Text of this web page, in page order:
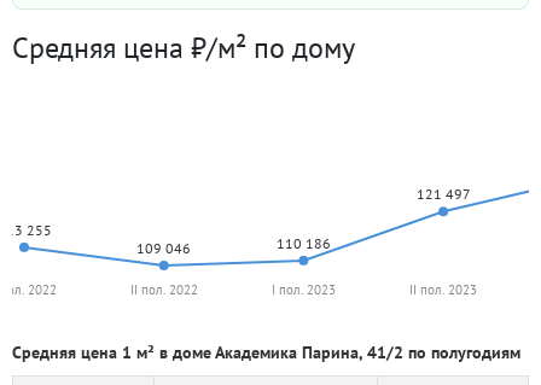
Средняя цена ₽/м² по дому
255
109 046 110 186
121 497
2022 II пол. 2022 I пол. 2023 II пол. 2023
Средняя цена 1 м² в доме Академика Парина, 41/2 по полугодиям